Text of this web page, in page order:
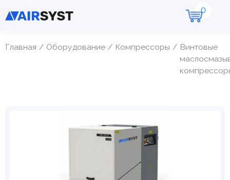
Главная Оборудование Компрессоры
Винтовые